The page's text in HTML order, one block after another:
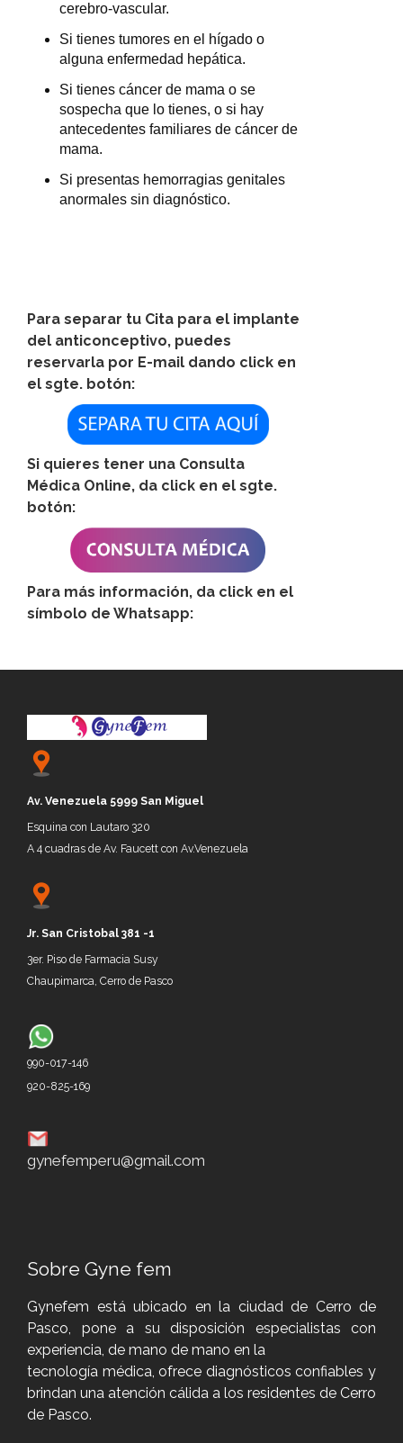
cerebro-vascular.
Si tienes tumores en el hígado o
alguna enfermedad hepática.
Si tienes cáncer de mama o se
sospecha que lo tienes, o si hay
antecedentes familiares de cáncer de
mama.
Si presentas hemorragias genitales
anormales sin diagnóstico.
Para separar tu Cita para el implante
del anticonceptivo, puedes
reservarla por E-mail dando click en
el sgte. botón:
Si quieres tener una Consulta
Médica Online, da click en el sgte.
botón:
Para más información, da click en el
símbolo de Whatsapp:
Av. Venezuela 5999 San Miguel
Esquina con Lautaro 320
A 4 cuadras de Av. Faucett con Av.Venezuela
Jr. San Cristobal 381 -1
3er. Piso de Farmacia Susy
Chaupimarca, Cerro de Pasco
990-017-146
920-825-169
gynefemperu@gmail.com
Sobre Gyne fem
Gynefem está ubicado en la ciudad de Cerro de
Pasco, pone a su disposición especialistas con
experiencia, de mano de mano en la
tecnología médica, ofrece diagnósticos confiables y
brindan una atención cálida a los residentes de Cerro
de Pasco.